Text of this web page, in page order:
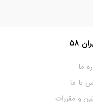
58
ما
با ما
و مقررات